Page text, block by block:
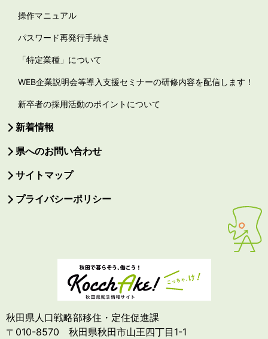
操作マニュアル
パスワード再発行手続き
「特定業種」について
WEB企業説明会等導入支援セミナーの研修内容を配信します！
新卒者の採用活動のポイントについて
新着情報
県へのお問い合わせ
サイトマップ
プライバシーポリシー
秋田県人口戦略部移住・定住促進課
〒010-8570 秋田県秋田市山王四丁目1-1